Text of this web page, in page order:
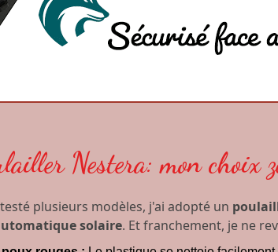
Nestera: mon choix
plusieurs modèles, j'ai adopté un
solaire. Et franchement, je ne